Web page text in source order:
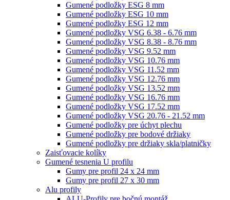
Gumené podložky ESG 8 mm
Gumené podložky ESG 10 mm
Gumené podložky ESG 12 mm
Gumené podložky VSG 6.38 - 6.76 mm
Gumené podložky VSG 8.38 - 8.76 mm
Gumené podložky VSG 9.52 mm
Gumené podložky VSG 10.76 mm
Gumené podložky VSG 11.52 mm
Gumené podložky VSG 12.76 mm
Gumené podložky VSG 13.52 mm
Gumené podložky VSG 16.76 mm
Gumené podložky VSG 17.52 mm
Gumené podložky VSG 20.76 - 21.52 mm
Gumené podložky pre úchyt plechu
Gumené podložky pre bodové držiaky
Gumené podložky pre držiaky skla/platničky
Zaisťovacie kolíky
Gumené tesnenia U profilu
Gumy pre profil 24 x 24 mm
Gumy pre profil 27 x 30 mm
Alu profily